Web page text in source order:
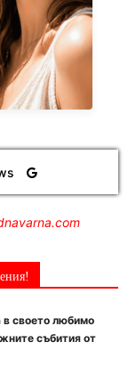
своето любимо
събития от